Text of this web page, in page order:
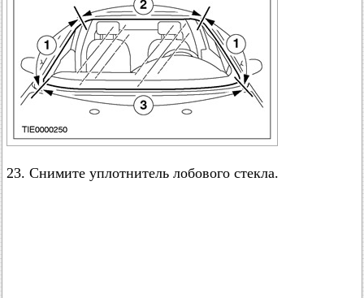
23. Снимите уплотнитель лобового стекла.